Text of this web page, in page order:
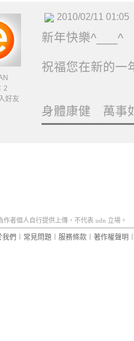
2
好友
2010/02/11 01:05
新年快樂^___^
祝福您在新的一
身體康健 萬事
作者個人自行提供上傳，不代表 udn 立場。
我們 常見問題 服務條款 著作權聲明